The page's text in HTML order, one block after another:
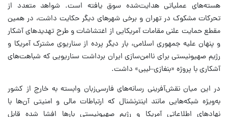
هسته‌های عملیاتی هدایت‌شده سوق یافته است. شواهد متعدد از
تحرکات مشکوک در تهران و برخی شهرهای دیگر حکایت داشت، در همین
مقطع حمایت علنی مقامات آمریکایی از اغتشاشات و طرح تهدیدهای آشکار
و پنهان علیه جمهوری اسلامی، بار دیگر پرده از سناریوی مشترک آمریکا و
رژیم صهیونیستی برای ناامن‌سازی ایران برداشت سناریویی که شباهت‌های
آشکاری با پروژه «بنغازی–لیبی» داشت.
در این میان نقش‌آفرینی رسانه‌های فارسی‌زبان وابسته به خارج از کشور
به‌ویژه شبکه‌هایی مانند اینترنشنال که ارتباطات مالی و امنیتی آن‌ها با
نهادهای اطلاعاتی آمریکا و رژیم صهیونیستی بارها افشا شده قابل